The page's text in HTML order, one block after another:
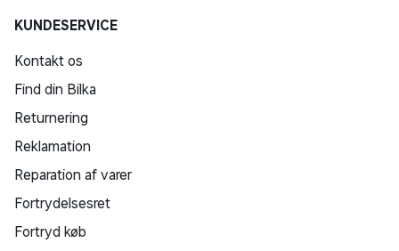
KUNDESERVICE
Kontakt os
Find din Bilka
Returnering
Reklamation
Reparation af varer
Fortrydelsesret
Fortryd køb